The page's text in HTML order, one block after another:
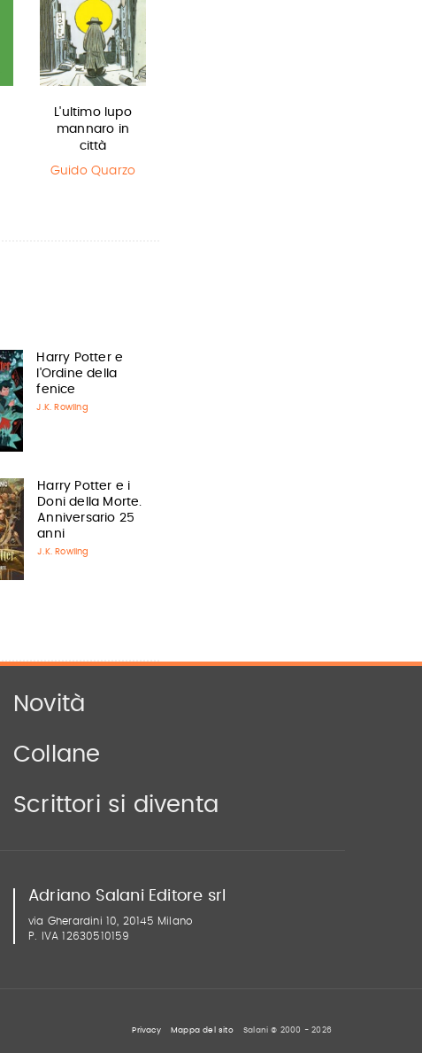
L'ultimo lupo
mannaro in
città
Guido Quarzo
Harry Potter e
l'Ordine della
fenice
J.K. Rowling
Harry Potter e i
Doni della Morte.
Anniversario 25
anni
J.K. Rowling
Novità
Collane
Scrittori si diventa
Adriano Salani Editore srl
via Gherardini 10, 20145 Milano
P. IVA 12630510159
Privacy Mappa del sito Salani © 2000 - 2026